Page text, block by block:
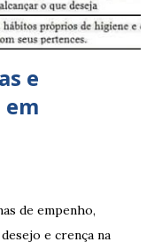
e
em
de empenho,
e crença na